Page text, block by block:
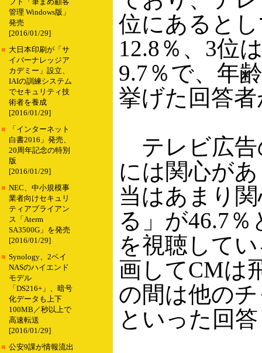
フト「筆まめ顧客
管理 Windows版」
発売
[2016/01/29]
■ 大日本印刷が「サ
イバーナレッジア
カデミー」設立、
IAIの訓練システム
でセキュリティ技
術者を養成
[2016/01/29]
■
「インターネット
白書2016」発売、
20周年記念の特別
版
[2016/01/29]
■ NEC、中小規模事
業者向けセキュリ
ティアプライアン
ス「Aterm
SA3500G」を発売
[2016/01/29]
■ Synology、2ベイ
NASのハイエンド
モデル
「DS216+」、暗号
化データも上下
100MB／秒以上で
高速転送
[2016/01/29]
■ 公安9課が情報流出
位にあると
12.8％、3位
9.7％で、年
挙げた回答
テレビ広告
には関心が
当はあまり
る」が46.7
を視聴して
画してCMは
の間は他の
といった回